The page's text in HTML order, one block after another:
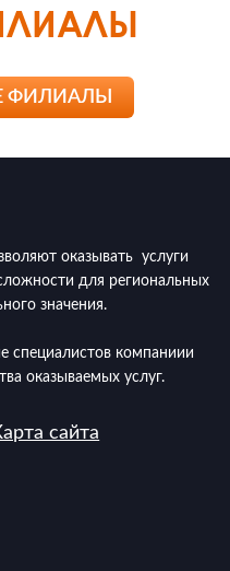
ФИЛИАЛЫ
оказывать услуги
для региональных
значения.
специалистов компаниии
оказываемых услуг.
сайта